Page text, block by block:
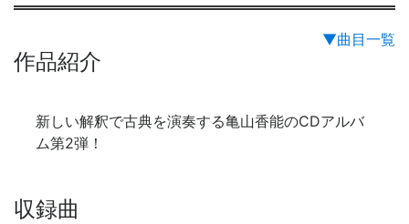
▼曲目一覧
作品紹介
新しい解釈で古典を演奏する亀山香能のCDアルバ
ム第2弾！
収録曲